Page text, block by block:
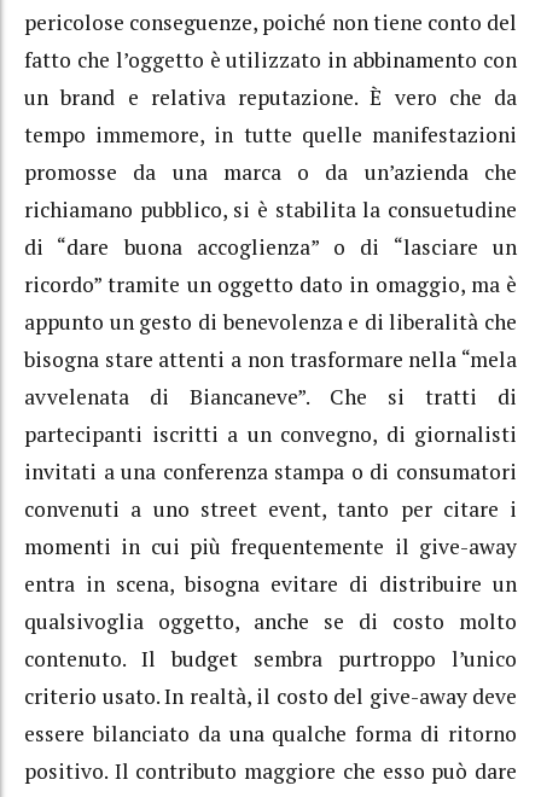
pericolose conseguenze, poiché non tiene conto del
fatto che l’oggetto è utilizzato in abbinamento con
un brand e relativa reputazione. È vero che da
tempo immemore, in tutte quelle manifestazioni
promosse da una marca o da un’azienda che
richiamano pubblico, si è stabilita la consuetudine
di “dare buona accoglienza” o di “lasciare un
ricordo” tramite un oggetto dato in omaggio, ma è
appunto un gesto di benevolenza e di liberalità che
bisogna stare attenti a non trasformare nella “mela
avvelenata di Biancaneve”. Che si tratti di
partecipanti iscritti a un convegno, di giornalisti
invitati a una conferenza stampa o di consumatori
convenuti a uno street event, tanto per citare i
momenti in cui più frequentemente il give-away
entra in scena, bisogna evitare di distribuire un
qualsivoglia oggetto, anche se di costo molto
contenuto. Il budget sembra purtroppo l’unico
criterio usato. In realtà, il costo del give-away deve
essere bilanciato da una qualche forma di ritorno
positivo. Il contributo maggiore che esso può dare